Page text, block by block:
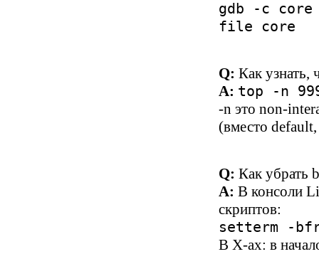
gdb -c core
file core
Q:Как узнать,
A: top -n
-n это non-
(вместо
Q:Как убрать
A:В консоли
скриптов:
setterm -
В X-ах: в